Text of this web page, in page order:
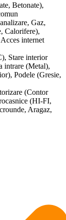
Betonate),
Gaz,
Calorifere),
internet
Stare interior
intrare (Metal),
Podele (Gresie,
(Contor
(HI-FI,
Aragaz,